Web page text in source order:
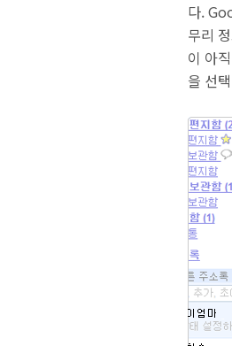
다.
무리
이 아
을 선